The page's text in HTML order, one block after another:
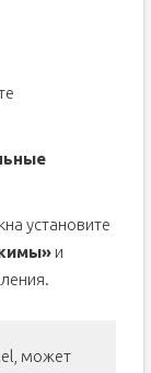
установите
и
может